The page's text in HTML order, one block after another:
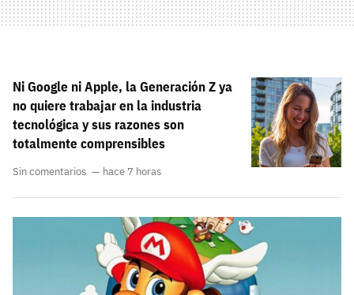
Ni Google ni Apple, la Generación Z ya
no quiere trabajar en la industria
tecnológica y sus razones son
totalmente comprensibles
Sin comentarios hace 7 horas